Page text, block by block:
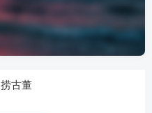
第186章 捞古董